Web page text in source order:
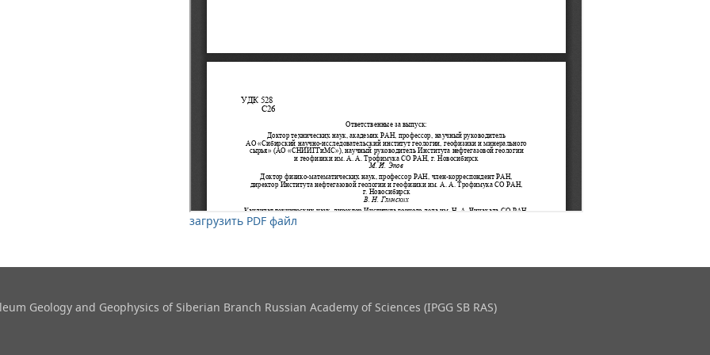
загрузить PDF файл
Geology and Geophysics​ of Siberian Branch Russian Academy of Sciences (IPGG SB RAS)